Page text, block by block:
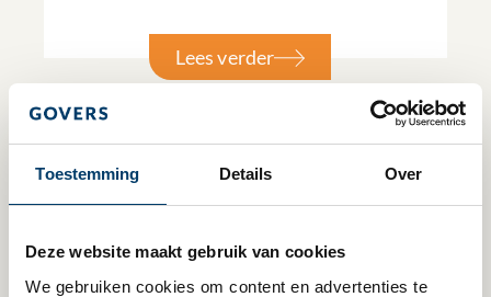
Toestemming Details Over
Deze website maakt gebruik van cookies
We gebruiken cookies om content en advertenties te
Lees verder